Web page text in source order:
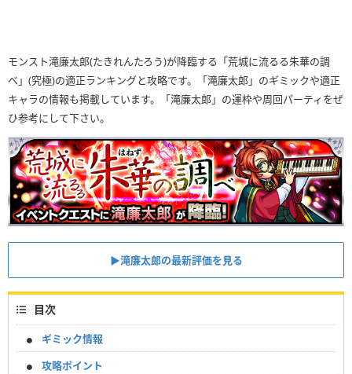
モンスト滝廉太郎(たきれんたろう)が降臨する「荒城に流るる朱華の調
べ」(究極)の適正ランキングと攻略です。「滝廉太郎」のギミックや適正
キャラの情報も掲載しています。「滝廉太郎」の運枠や周回パーティをぜ
ひ参考にして下さい。
▶滝廉太郎の最新評価を見る
目次
ギミック情報
攻略ポイント